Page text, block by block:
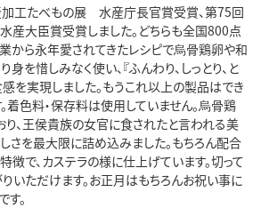
加工たべもの展 水産庁長官賞受賞、第75回
大臣賞受賞しました。どちらも全国800点
から永年愛されてきたレシピで烏骨鶏卵や和
を惜しみなく使い、『ふんわり、しっとり、と
感を実現しました。もうこれ以上の製品はでき
着色料・保存料は使用していません。烏骨鶏
、王侯貴族の女官に食されたと言われる美
さを最大限に詰め込みました。もちろん配合
で、カステラの様に仕上げています。切って
いただけます。お正月はもちろんお祝い事に
。